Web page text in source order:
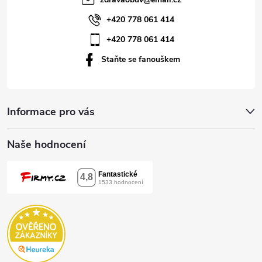
Informace pro vás
Naše hodnocení
+420 778 061 414
+420 778 061 414
Staňte se fanouškem